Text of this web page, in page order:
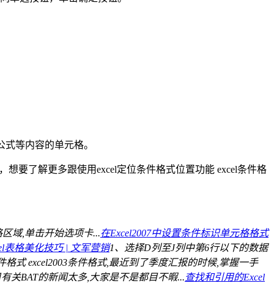
等内容的单元格。
要了解更多跟使用excel定位条件格式位置功能 excel条件格
域,单击开始选项卡...在Excel2007中设置条件标识单元格格式
表格美化技巧 | 文军营销1、选择D列至J列中第6行以下的数据
格式 excel2003条件格式,最近到了季度汇报的时候,掌握一手
关BAT的新闻太多,大家是不是都目不暇...查找和引用的Excel